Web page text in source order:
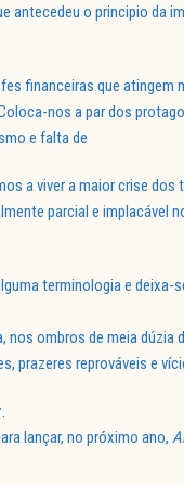
antecedeu o principio da
financeiras que atingem
nos a par dos
e falta de
a viver a maior crise dos
parcial e implacável
terminologia e deixa-
nos ombros de meia dúzia
prazeres reprováveis e
.
lançar, no próximo ano,